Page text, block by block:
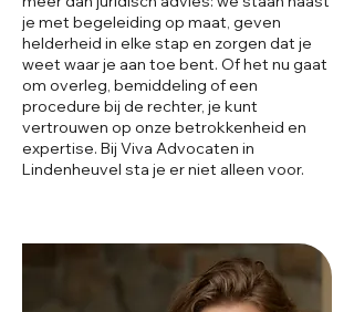
je met begeleiding op maat, geven
helderheid in elke stap en zorgen dat je
weet waar je aan toe bent. Of het nu gaat
om overleg, bemiddeling of een
procedure bij de rechter, je kunt
vertrouwen op onze betrokkenheid en
expertise. Bij Viva Advocaten in
Lindenheuvel sta je er niet alleen voor.